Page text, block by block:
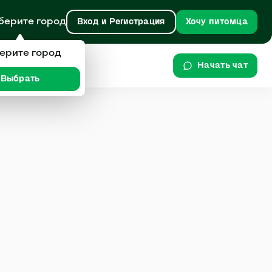
город Вход и Регистрация Хочу питомца
Начать чат
город
Выбрать